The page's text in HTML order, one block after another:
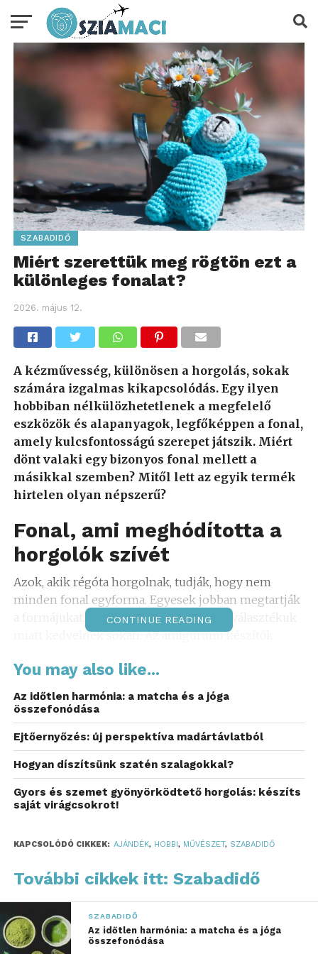
SZABADIDŐ
Miért szerettük meg rögtön ezt a
különleges fonalat?
2026. május 12.
A kézművesség, különösen a horgolás, sokak
számára izgalmas kikapcsolódás. Egy ilyen
hobbiban nélkülözhetetlenek a megfelelő
eszközök és alapanyagok, legfőképpen a fonal,
amely kulcsfontosságú szerepet játszik. Miért
dönt valaki egy bizonyos fonal mellett a
másikkal szemben? Mitől lett az egyik termék
hirtelen olyan népszerű?
Fonal, ami meghódította a
horgolók szívét
Azok, akik régóta horgolnak, tudják, hogy nem
minden fonal egyforma. Egyesek jobban megtartják
a formájukat, míg másokat a széles színválasztékuk
miatt kedvelnek sokan. Az amigurumi készítők
keverék, amely lehetővé teszi különböző figurák,
mint például kisebb állatok sokszínű elkészítését.
Az ilyen különleges
amigurumi fonal, amelyet a
hobbihorgolók is nagyra értékelnek, gyakran
elérhető a TiSza Fonal Webáruház kínálatában.
A fonalak összetétele változó lehet, de a kevert
anyagok nagyon kedveltek a piacon. Egy adott fonal
55% pamutot és 45% akrilt tartalmaz, ami
tartós, hanem különlegesen kellemes tapintású is,
tervezetek számára.
Az alkotás öröme és a
jótékony fonal
CONTINUE READING
You may also like...
Az időtlen harmónia: a matcha és a jóga
összefonódása
Ejtőernyőzés: új perspektíva madártávlatból
Hogyan díszítsünk szatén szalagokkal?
Gyors és szemet gyönyörködtető horgolás: készíts
saját virágcsokrot!
KAPCSOLÓDÓ CIKKEK: AJÁNDÉK, HOBBI , MŰVÉSZET, SZABADIDŐ
További cikkek itt: Szabadidő
SZABADIDŐ
Az időtlen harmónia: a matcha és a jóga
összefonódása